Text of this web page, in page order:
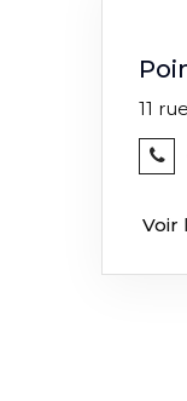
11
Voir